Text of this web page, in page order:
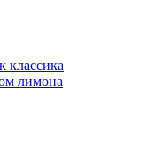
классика
лимона